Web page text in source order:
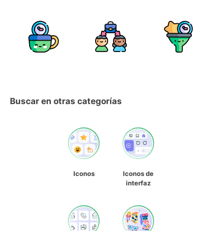
Buscar en otras categorías
Iconos
Iconos de
interfaz